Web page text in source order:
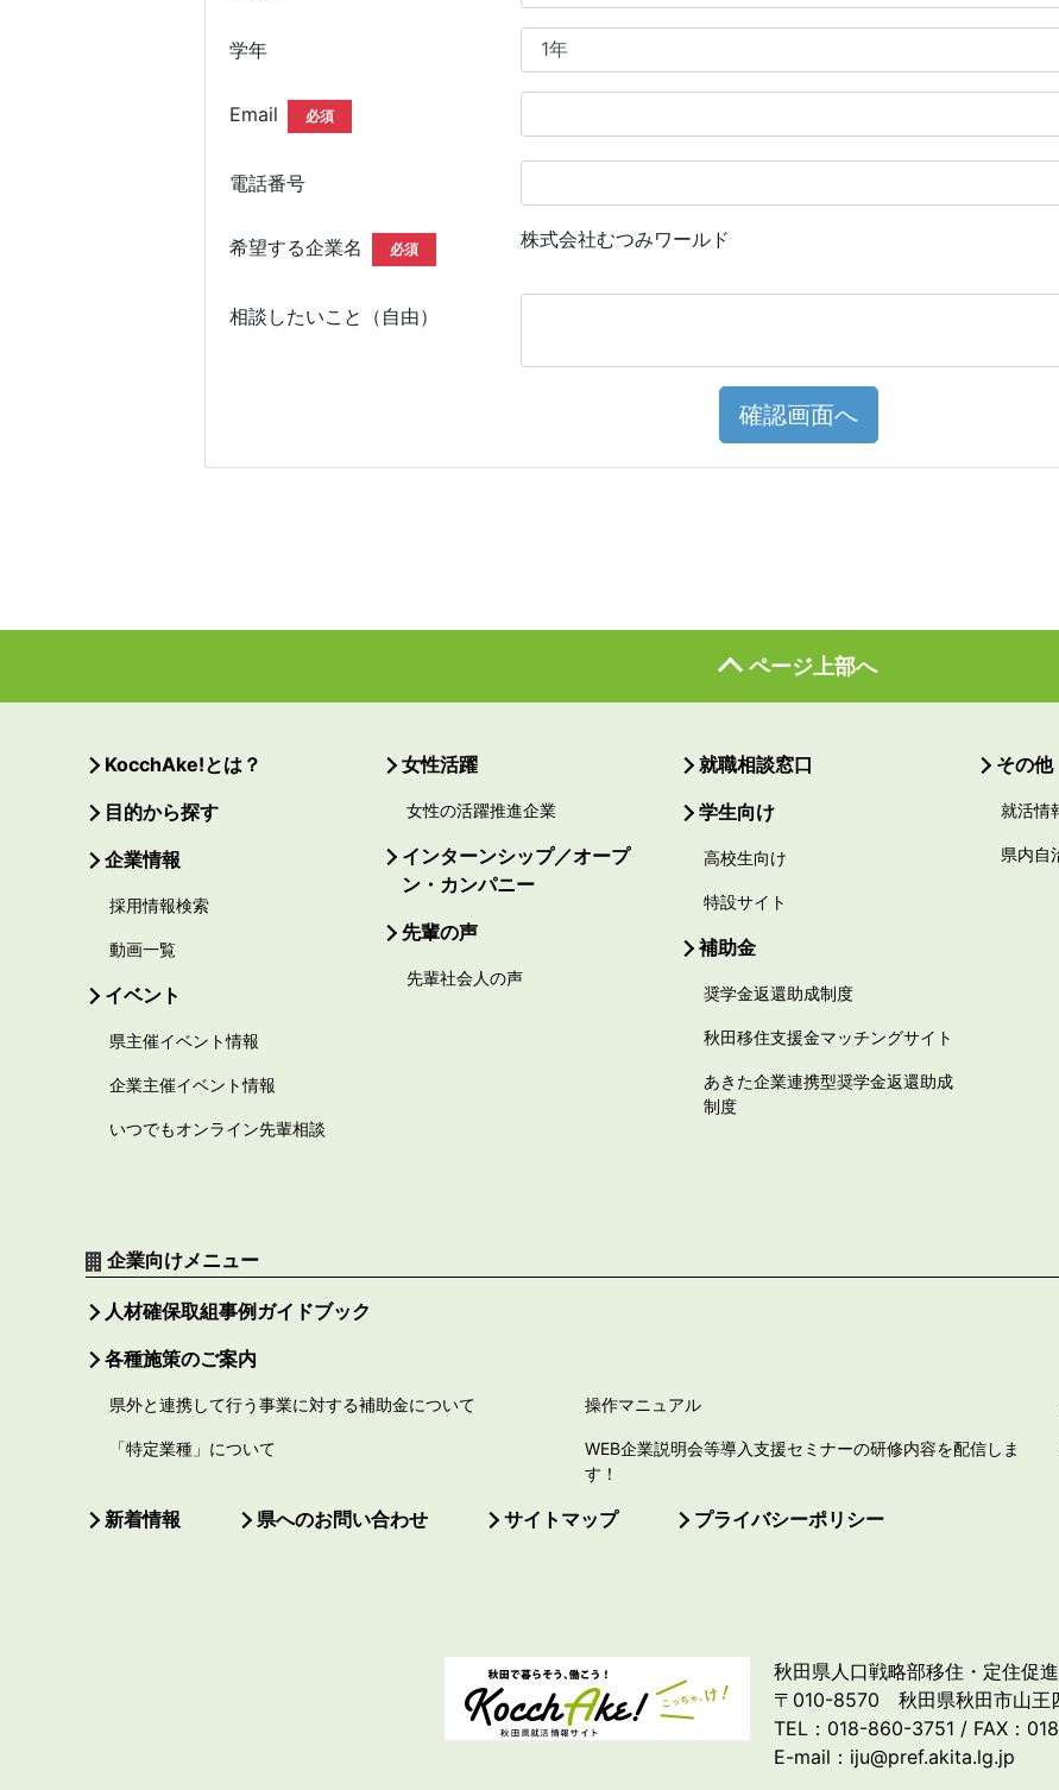
学年
Email 必須
電話番号
希望する企業名 必須 株式会社むつみワールド
相談したいこと（自由）
確認画面へ
ページ上部へ
KocchAke!とは？
目的から探す
企業情報
採用情報検索
動画一覧
イベント
県主催イベント情報
企業主催イベント情報
いつでもオンライン先輩相談
女性活躍
女性の活躍推進企業
インターンシップ／オープ
ン・カンパニー
先輩の声
先輩社会人の声
就職相談窓口
学生向け
高校生向け
特設サイト
補助金
奨学金返還助成制度
秋田移住支援金マッチングサイト
あきた企業連携型奨学金返還助成
制度
その他
就活情
県内自
企業向けメニュー
人材確保取組事例ガイドブック
各種施策のご案内
県外と連携して行う事業に対する補助金について 操作マニュアル
「特定業種」について
WEB企業説明会等導入支援セミナーの研修内容を配信しま
す！
新着情報 県へのお問い合わせ サイトマップ プライバシーポリシー
秋田県人口戦略部移住・定住促
〒010-8570 秋田県秋田市山王
TEL：018-860-3751 / FAX：
E-mail：iju@pref.akita.lg.jp